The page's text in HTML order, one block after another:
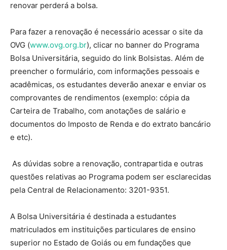
renovar perderá a bolsa.
Para fazer a renovação é necessário acessar o site da
OVG (www.ovg.org.br), clicar no banner do Programa
Bolsa Universitária, seguido do link Bolsistas. Além de
preencher o formulário, com informações pessoais e
acadêmicas, os estudantes deverão anexar e enviar os
comprovantes de rendimentos (exemplo: cópia da
Carteira de Trabalho, com anotações de salário e
documentos do Imposto de Renda e do extrato bancário
e etc).
As dúvidas sobre a renovação, contrapartida e outras
questões relativas ao Programa podem ser esclarecidas
pela Central de Relacionamento: 3201-9351.
A Bolsa Universitária é destinada a estudantes
matriculados em instituições particulares de ensino
superior no Estado de Goiás ou em fundações que